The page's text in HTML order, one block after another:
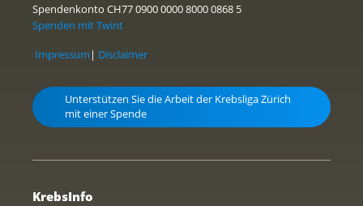
Spendenkonto CH77 0900 0000 8000 0868 5
Spenden mit Twint
Impressum | Disclaimer
Unterstützen Sie die Arbeit der Krebsliga Zürich
mit einer Spende
KrebsInfo